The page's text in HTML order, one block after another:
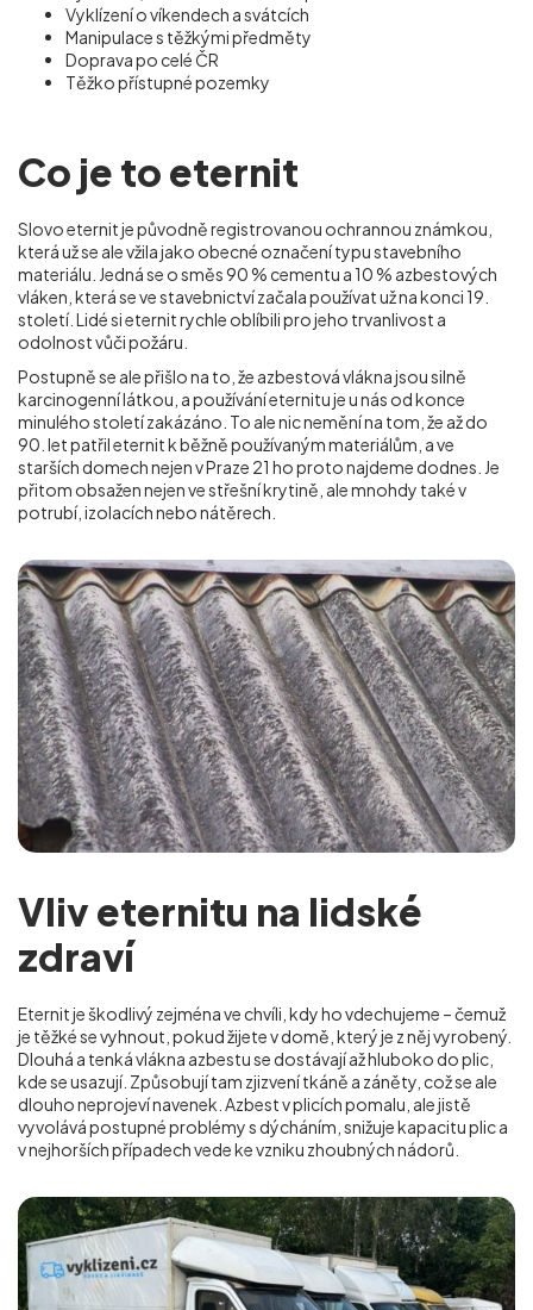
Vyklízení o víkendech a svátcích
Manipulace s těžkými předměty
Doprava po celé ČR
Těžko přístupné pozemky
Co je to eternit
Slovo eternit je původně registrovanou ochrannou známkou,
která už se ale vžila jako obecné označení typu stavebního
materiálu. Jedná se o směs 90 % cementu a 10 % azbestových
vláken, která se ve stavebnictví začala používat už na konci 19.
století. Lidé si eternit rychle oblíbili pro jeho trvanlivost a
odolnost vůči požáru.
Postupně se ale přišlo na to, že azbestová vlákna jsou silně
karcinogenní látkou, a používání eternitu je u nás od konce
minulého století zakázáno. To ale nic nemění na tom, že až do
90. let patřil eternit k běžně používaným materiálům, a ve
starších domech nejen v Praze 21 ho proto najdeme dodnes. Je
přitom obsažen nejen ve střešní krytině, ale mnohdy také v
potrubí, izolacích nebo nátěrech.
Vliv eternitu na lidské
zdraví
Eternit je škodlivý zejména ve chvíli, kdy ho vdechujeme – čemuž
je těžké se vyhnout, pokud žijete v domě, který je z něj vyrobený.
Dlouhá a tenká vlákna azbestu se dostávají až hluboko do plic,
kde se usazují. Způsobují tam zjizvení tkáně a záněty, což se ale
dlouho neprojeví navenek. Azbest v plicích pomalu, ale jistě
vyvolává postupné problémy s dýcháním, snižuje kapacitu plic a
v nejhorších případech vede ke vzniku zhoubných nádorů.